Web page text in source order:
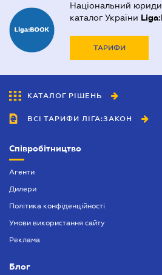
Національний
каталог України
ТАРИФИ
КАТАЛОГ РІШЕНЬ
ВСІ ТАРИФИ ЛІГА:ЗАКОН
Співробітництво
Агенти
Дилери
Політика конфіденційності
Умови використання сайту
Реклама
Блог